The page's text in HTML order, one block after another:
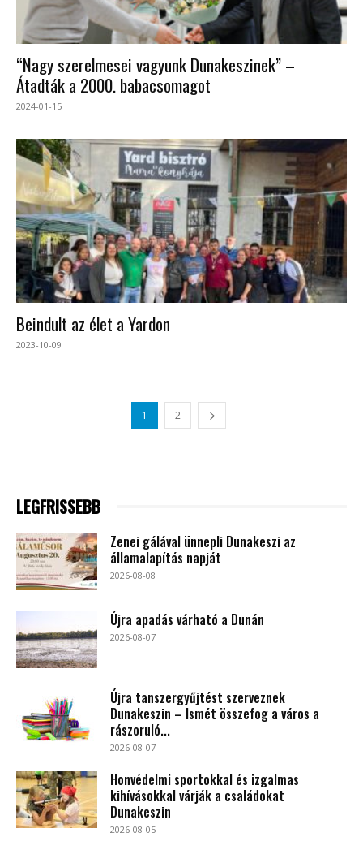
“Nagy szerelmesei vagyunk Dunakeszinek” –
Átadták a 2000. babacsomagot
2024-01-15
Beindult az élet a Yardon
2023-10-09
1 2
LEGFRISSEBB
Zenei gálával ünnepli Dunakeszi az
államalapítás napját
2026-08-08
Újra apadás várható a Dunán
2026-08-07
Újra tanszergyűjtést szerveznek
Dunakeszin – Ismét összefog a város a
rászoruló...
2026-08-07
Honvédelmi sportokkal és izgalmas
kihívásokkal várják a családokat
Dunakeszin
2026-08-05